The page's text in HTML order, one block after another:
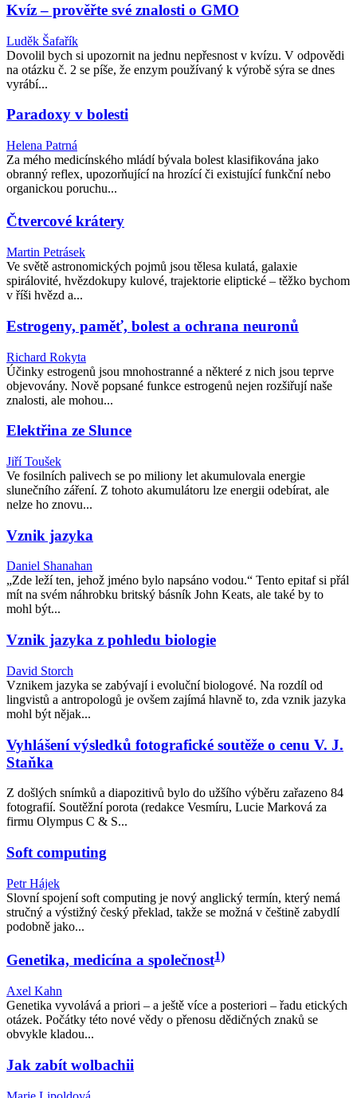
Kvíz – prověřte své znalosti o GMO
Luděk Šafařík
Dovolil bych si upozornit na jednu nepřesnost v kvízu. V odpovědi
na otázku č. 2 se píše, že enzym používaný k výrobě sýra se dnes
vyrábí...
Paradoxy v bolesti
Helena Patrná
Za mého medicínského mládí bývala bolest klasifikována jako
obranný reflex, upozorňující na hrozící či existující funkční nebo
organickou poruchu...
Čtvercové krátery
Martin Petrásek
Ve světě astronomických pojmů jsou tělesa kulatá, galaxie
spirálovité, hvězdokupy kulové, trajektorie eliptické – těžko bychom
v říši hvězd a...
Estrogeny, paměť, bolest a ochrana neuronů
Richard Rokyta
Účinky estrogenů jsou mnohostranné a některé z nich jsou teprve
objevovány. Nově popsané funkce estrogenů nejen rozšiřují naše
znalosti, ale mohou...
Elektřina ze Slunce
Jiří Toušek
Ve fosilních palivech se po miliony let akumulovala energie
slunečního záření. Z tohoto akumulátoru lze energii odebírat, ale
nelze ho znovu...
Vznik jazyka
Daniel Shanahan
„Zde leží ten, jehož jméno bylo napsáno vodou.“ Tento epitaf si přál
mít na svém náhrobku britský básník John Keats, ale také by to
mohl být...
Vznik jazyka z pohledu biologie
David Storch
Vznikem jazyka se zabývají i evoluční biologové. Na rozdíl od
lingvistů a antropologů je ovšem zajímá hlavně to, zda vznik jazyka
mohl být nějak...
Vyhlášení výsledků fotografické soutěže o cenu V. J.
Staňka
Z došlých snímků a diapozitivů bylo do užšího výběru zařazeno 84
fotografií. Soutěžní porota (redakce Vesmíru, Lucie Marková za
firmu Olympus C & S...
Soft computing
Petr Hájek
Slovní spojení soft computing je nový anglický termín, který nemá
stručný a výstižný český překlad, takže se možná v češtině zabydlí
podobně jako...
Genetika, medicína a společnost1)
Axel Kahn
Genetika vyvolává a priori – a ještě více a posteriori – řadu etických
otázek. Počátky této nové vědy o přenosu dědičných znaků se
obvykle kladou...
Jak zabít wolbachii